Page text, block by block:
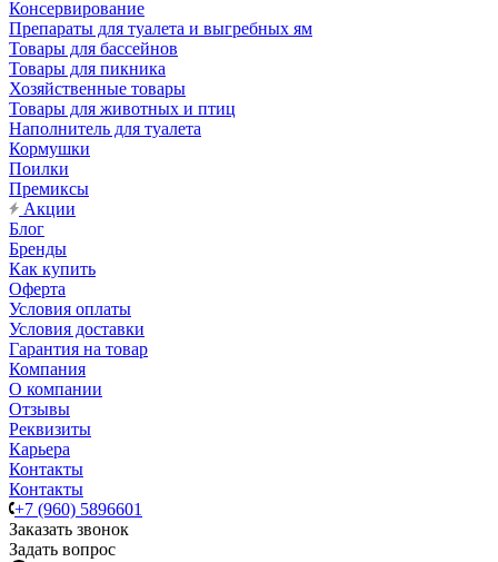
Консервирование
Препараты для туалета и выгребных ям
Товары для бассейнов
Товары для пикника
Хозяйственные товары
Товары для животных и птиц
Наполнитель для туалета
Кормушки
Поилки
Премиксы
Акции
Блог
Бренды
Как купить
Оферта
Условия оплаты
Условия доставки
Гарантия на товар
Компания
О компании
Отзывы
Реквизиты
Карьера
Контакты
Контакты
+7 (960) 5896601
Заказать звонок
Задать вопрос